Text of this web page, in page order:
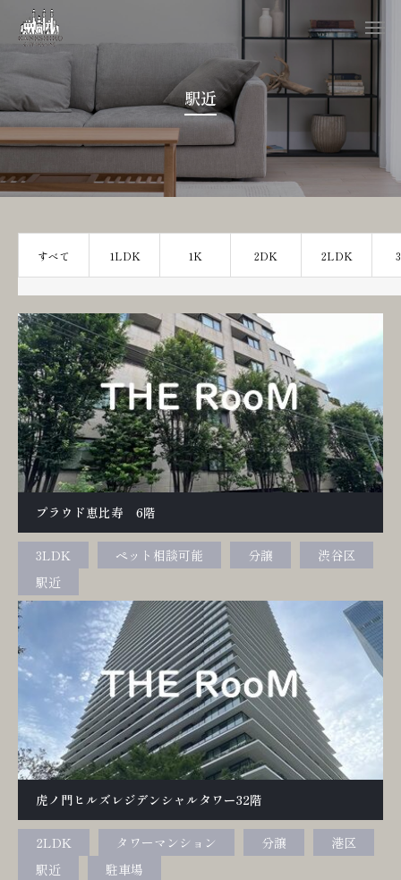
駅近
すべて 1LDK 1K 2DK 2LDK
プラウド恵比寿 6階
3LDK ペット相談可能 分譲
渋谷区
駅近
虎ノ門ヒルズレジデンシャルタワー32階
2LDK タワーマンション 分譲
港区
駅近
駐車場